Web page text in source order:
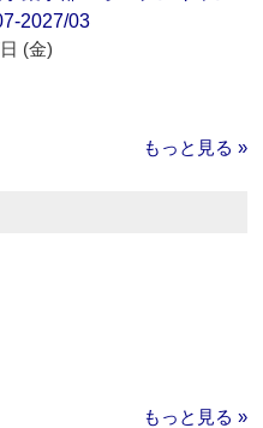
2027/03
(金)
もっと見る »
もっと見る »